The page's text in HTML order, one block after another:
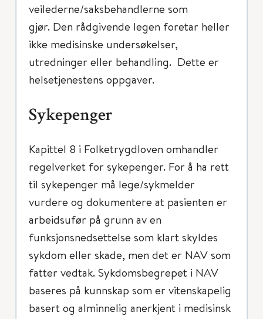
veilederne/saksbehandlerne som
gjør. Den rådgivende legen foretar heller
ikke medisinske undersøkelser,
utredninger eller behandling. Dette er
helsetjenestens oppgaver.
Sykepenger
Kapittel 8 i Folketrygdloven omhandler
regelverket for sykepenger. For å ha rett
til sykepenger må lege/sykmelder
vurdere og dokumentere at pasienten er
arbeidsufør på grunn av en
funksjonsnedsettelse som klart skyldes
sykdom eller skade, men det er NAV som
fatter vedtak. Sykdomsbegrepet i NAV
baseres på kunnskap som er vitenskapelig
basert og alminnelig anerkjent i medisinsk